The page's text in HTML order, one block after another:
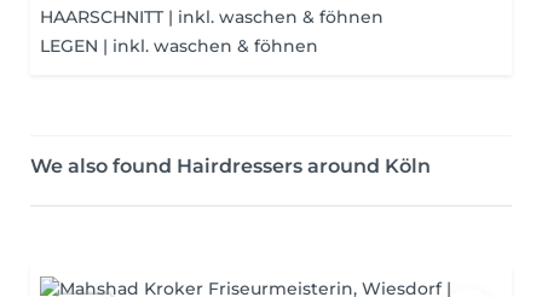
HAARSCHNITT | inkl. waschen & föhnen
LEGEN | inkl. waschen & föhnen
We also found Hairdressers around Köln